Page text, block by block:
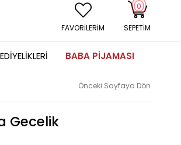
SEPETIM
0
FAVORİLERİM
BABA PIJAMASI
Önceki Sayfaya Dön
Gecelik